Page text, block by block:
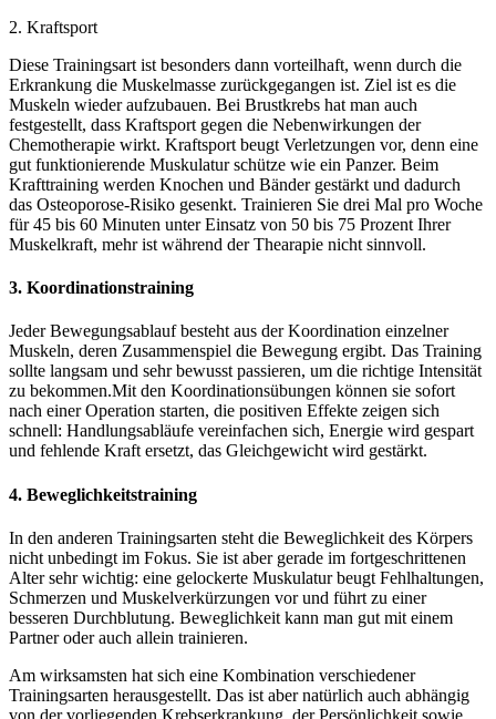
2. Kraftsport
Diese Trainingsart ist besonders dann vorteilhaft, wenn durch die
Erkrankung die Muskelmasse zurückgegangen ist. Ziel ist es die
Muskeln wieder aufzubauen. Bei Brustkrebs hat man auch
festgestellt, dass Kraftsport gegen die Nebenwirkungen der
Chemotherapie wirkt. Kraftsport beugt Verletzungen vor, denn eine
gut funktionierende Muskulatur schütze wie ein Panzer. Beim
Krafttraining werden Knochen und Bänder gestärkt und dadurch
das Osteoporose-Risiko gesenkt. Trainieren Sie drei Mal pro Woche
für 45 bis 60 Minuten unter Einsatz von 50 bis 75 Prozent Ihrer
Muskelkraft, mehr ist während der Thearapie nicht sinnvoll.
3. Koordinationstraining
Jeder Bewegungsablauf besteht aus der Koordination einzelner
Muskeln, deren Zusammenspiel die Bewegung ergibt. Das Training
sollte langsam und sehr bewusst passieren, um die richtige Intensität
zu bekommen.Mit den Koordinationsübungen können sie sofort
nach einer Operation starten, die positiven Effekte zeigen sich
schnell: Handlungsabläufe vereinfachen sich, Energie wird gespart
und fehlende Kraft ersetzt, das Gleichgewicht wird gestärkt.
4. Beweglichkeitstraining
In den anderen Trainingsarten steht die Beweglichkeit des Körpers
nicht unbedingt im Fokus. Sie ist aber gerade im fortgeschrittenen
Alter sehr wichtig: eine gelockerte Muskulatur beugt Fehlhaltungen,
Schmerzen und Muskelverkürzungen vor und führt zu einer
besseren Durchblutung. Beweglichkeit kann man gut mit einem
Partner oder auch allein trainieren.
Am wirksamsten hat sich eine Kombination verschiedener
Trainingsarten herausgestellt. Das ist aber natürlich auch abhängig
von der vorliegenden Krebserkrankung, der Persönlichkeit sowie